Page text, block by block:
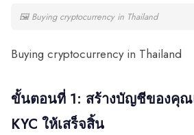
🖼 Buying cryptocurrency in Thailand
Buying cryptocurrency in Thailand
ขั้นตอนที่ 1: สร้างบัญชีของคุ
KYC ให้เสร็จสิ้น